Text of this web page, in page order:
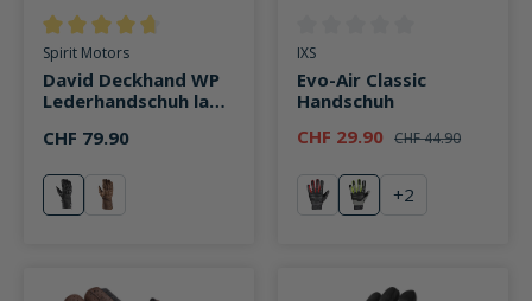
Durchschnittliche Bewertung von 4.6 von 5 Sternen
Spirit Motors
David Deckhand WP
Lederhandschuh lang
CHF 79.90
schwarzbraun
Durchschnittliche Bewertung
IXS
Evo-Air Classic
Handschuh
CHF 29.90 CHF 44.90
rot schwarz/hellgrau/
+2